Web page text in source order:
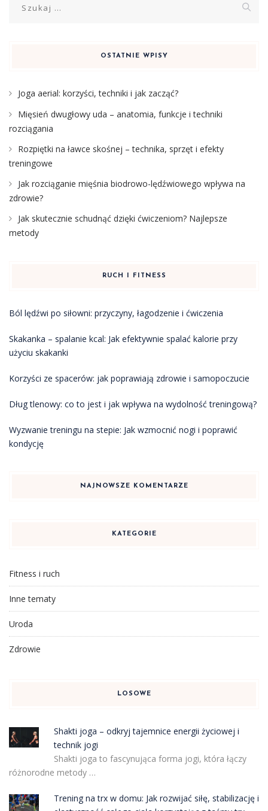
OSTATNIE WPISY
Joga aerial: korzyści, techniki i jak zacząć?
Mięsień dwugłowy uda – anatomia, funkcje i techniki
rozciągania
Rozpiętki na ławce skośnej – technika, sprzęt i efekty
treningowe
Jak rozciąganie mięśnia biodrowo-lędźwiowego wpływa na
zdrowie?
Jak skutecznie schudnąć dzięki ćwiczeniom? Najlepsze
metody
RUCH I FITNESS
Ból lędźwi po siłowni: przyczyny, łagodzenie i ćwiczenia
Skakanka – spalanie kcal: Jak efektywnie spalać kalorie przy
użyciu skakanki
Korzyści ze spacerów: jak poprawiają zdrowie i samopoczucie
Dług tlenowy: co to jest i jak wpływa na wydolność treningową?
Wyzwanie treningu na stepie: Jak wzmocnić nogi i poprawić
kondycję
NAJNOWSZE KOMENTARZE
KATEGORIE
Fitness i ruch
Inne tematy
Uroda
Zdrowie
LOSOWE
Shakti joga – odkryj tajemnice energii życiowej i
technik jogi
Shakti joga to fascynująca forma jogi, która łączy
różnorodne metody …
Trening na trx w domu: Jak rozwijać siłę, stabilizację i